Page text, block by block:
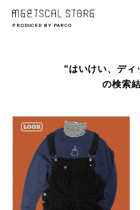
PRODUCED BY PARCO
"はいけい、ディ
の検索